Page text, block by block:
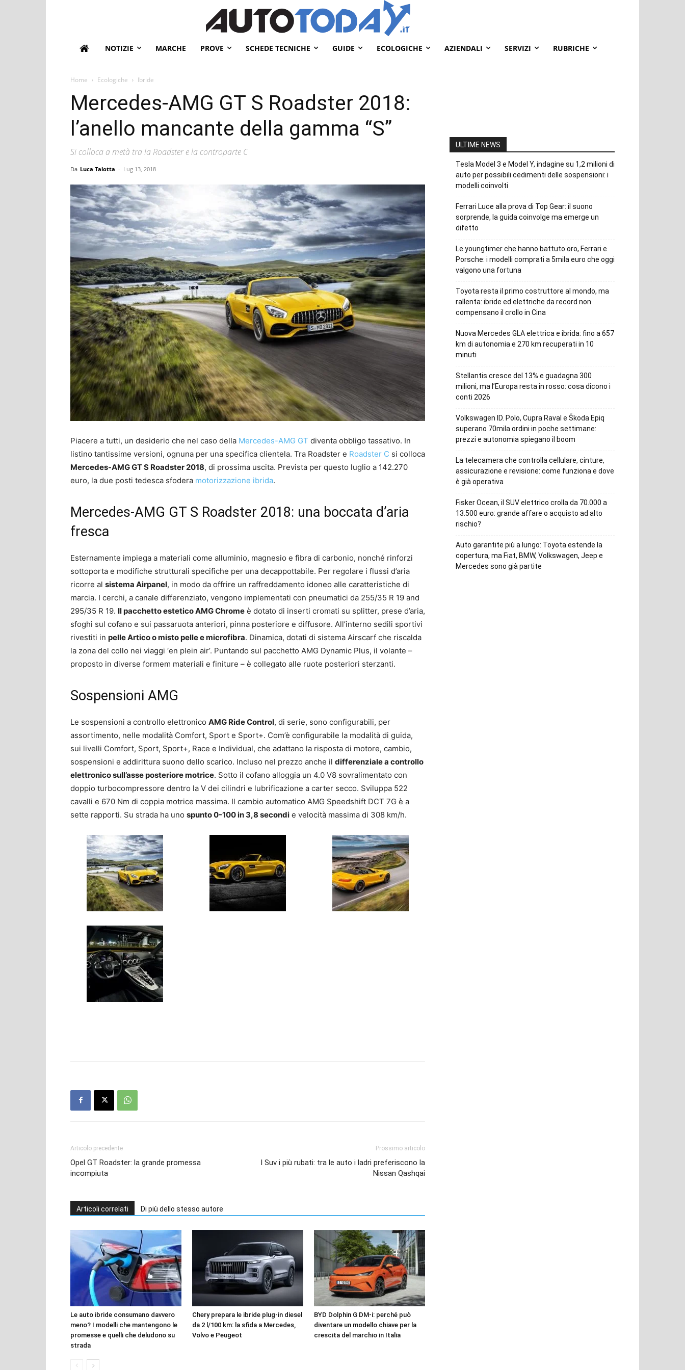
NOTIZIE MARCHE PROVE SCHEDE TECNICHE GUIDE ECOLOGICHE AZIENDALI SERVIZI RUBRICHE
Home Ecologiche Ibride
Mercedes-AMG GT S Roadster 2018:
l’anello mancante della gamma “S”
Si colloca a metà tra la Roadster e la controparte C
Da Luca Talotta - Lug 13, 2018
Piacere a tutti, un desiderio che nel caso della Mercedes-AMG GT diventa obbligo tassativo. In
listino tantissime versioni, ognuna per una specifica clientela. Tra Roadster e Roadster C si colloca
Mercedes-AMG GT S Roadster 2018, di prossima uscita. Prevista per questo luglio a 142.270
euro, la due posti tedesca sfodera motorizzazione ibrida.
Mercedes-AMG GT S Roadster 2018: una boccata d’aria
fresca
Esternamente impiega a materiali come alluminio, magnesio e fibra di carbonio, nonché rinforzi
sottoporta e modifiche strutturali specifiche per una decappottabile. Per regolare i flussi d’aria
ricorre al sistema Airpanel, in modo da offrire un raffreddamento idoneo alle caratteristiche di
marcia. I cerchi, a canale differenziato, vengono implementati con pneumatici da 255/35 R 19 and
295/35 R 19. Il pacchetto estetico AMG Chrome è dotato di inserti cromati su splitter, prese d’aria,
sfoghi sul cofano e sui passaruota anteriori, pinna posteriore e diffusore. All’interno sedili sportivi
rivestiti in pelle Artico o misto pelle e microfibra. Dinamica, dotati di sistema Airscarf che riscalda
la zona del collo nei viaggi ‘en plein air’. Puntando sul pacchetto AMG Dynamic Plus, il volante –
proposto in diverse formem materiali e finiture – è collegato alle ruote posteriori sterzanti.
Sospensioni AMG
Le sospensioni a controllo elettronico AMG Ride Control, di serie, sono configurabili, per
assortimento, nelle modalità Comfort, Sport e Sport+. Com’è configurabile la modalità di guida,
sui livelli Comfort, Sport, Sport+, Race e Individual, che adattano la risposta di motore, cambio,
sospensioni e addirittura suono dello scarico. Incluso nel prezzo anche il differenziale a controllo
elettronico sull’asse posteriore motrice. Sotto il cofano alloggia un 4.0 V8 sovralimentato con
doppio turbocompressore dentro la V dei cilindri e lubrificazione a carter secco. Sviluppa 522
cavalli e 670 Nm di coppia motrice massima. Il cambio automatico AMG Speedshift DCT 7G è a
sette rapporti. Su strada ha uno spunto 0-100 in 3,8 secondi e velocità massima di 308 km/h.
Articolo precedente
Opel GT Roadster: la grande promessa
incompiuta
Prossimo articolo
I Suv i più rubati: tra le auto i ladri preferiscono la
Nissan Qashqai
Articoli correlati Di più dello stesso autore
Le auto ibride consumano davvero
meno? I modelli che mantengono le
promesse e quelli che deludono su
strada
Chery prepara le ibride plug-in diesel
da 2 l/100 km: la sfida a Mercedes,
Volvo e Peugeot
BYD Dolphin G DM-i: perché può
diventare un modello chiave per la
crescita del marchio in Italia
ULTIME NEWS
Tesla Model 3 e Model Y, indagine su 1,2 milioni di
auto per possibili cedimenti delle sospensioni: i
modelli coinvolti
Ferrari Luce alla prova di Top Gear: il suono
sorprende, la guida coinvolge ma emerge un
difetto
Le youngtimer che hanno battuto oro, Ferrari e
Porsche: i modelli comprati a 5mila euro che oggi
valgono una fortuna
Toyota resta il primo costruttore al mondo, ma
rallenta: ibride ed elettriche da record non
compensano il crollo in Cina
Nuova Mercedes GLA elettrica e ibrida: fino a 657
km di autonomia e 270 km recuperati in 10
minuti
Stellantis cresce del 13% e guadagna 300
milioni, ma l’Europa resta in rosso: cosa dicono i
conti 2026
Volkswagen ID. Polo, Cupra Raval e Škoda Epiq
superano 70mila ordini in poche settimane:
prezzi e autonomia spiegano il boom
La telecamera che controlla cellulare, cinture,
assicurazione e revisione: come funziona e dove
è già operativa
Fisker Ocean, il SUV elettrico crolla da 70.000 a
13.500 euro: grande affare o acquisto ad alto
rischio?
Auto garantite più a lungo: Toyota estende la
copertura, ma Fiat, BMW, Volkswagen, Jeep e
Mercedes sono già partite